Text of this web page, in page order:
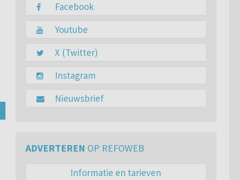
Facebook
Youtube
X (Twitter)
Instagram
Nieuwsbrief
ADVERTEREN OP REFOWEB
Informatie en tarieven